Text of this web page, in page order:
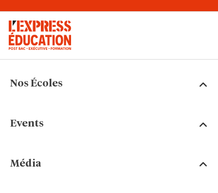
Nos Écoles
Events
Média